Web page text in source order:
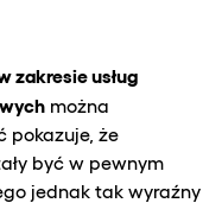
zakresie usług
można
pokazuje, że
być w pewnym
jednak tak wyraźny